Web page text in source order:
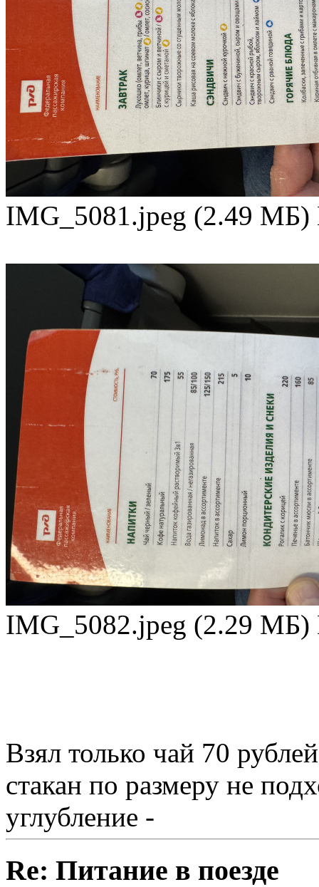
IMG_5081.jpeg (2.49 МБ)
IMG_5082.jpeg (2.29 МБ)
Взял только чай 70
стакан по размеру не
углубление -
Re: Питание в поезде